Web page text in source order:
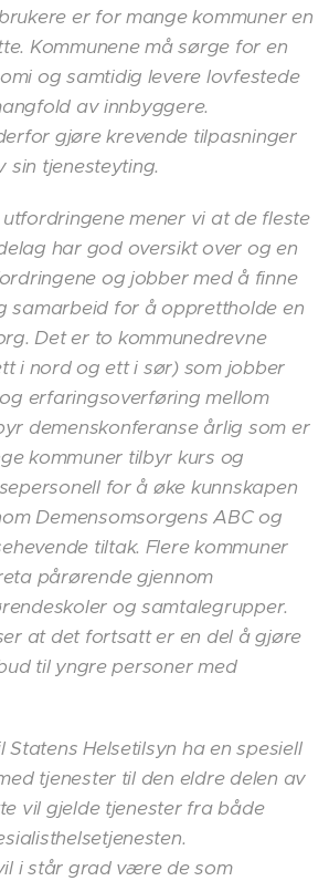
er for mange kommuner en
Kommunene må sørge for en
og samtidig levere lovfestede
av innbyggere.
gjøre krevende tilpasninger
sin tjenesteyting.
mener vi at de fleste
har god oversikt over og en
og jobber med å finne
samarbeid for å opprettholde en
Det er to kommunedrevne
i nord og ett i sør) som jobber
erfaringsoverføring mellom
demenskonferanse årlig som er
kommuner tilbyr kurs og
for å øke kunnskapen
Demensomsorgens ABC og
tiltak. Flere kommuner
pårørende gjennom
og samtalegrupper.
at det fortsatt er en del å gjøre
til yngre personer med
Statens Helsetilsyn ha en spesiell
tjenester til den eldre delen av
vil gjelde tjenester fra både
i står grad være de som